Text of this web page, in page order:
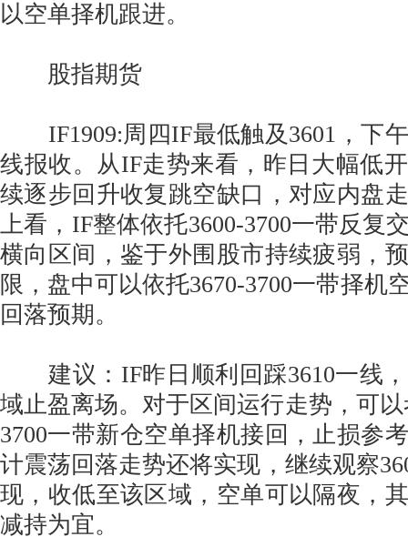
以空单择机跟进。
股指期货
IF1909:周四IF最低触及3601，下
线报收。从IF走势来看，昨日大幅低
续逐步回升收复跳空缺口，对应内盘
上看，IF整体依托3600-3700一带反复
横向区间，鉴于外围股市持续疲弱，
限，盘中可以依托3670-3700一带择机
回落预期。
建议：IF昨日顺利回踩3610一线，
域止盈离场。对于区间运行走势，可
3700一带新仓空单择机接回，止损参
计震荡回落走势还将实现，继续观察
现，收低至该区域，空单可以隔夜，
减持为宜。